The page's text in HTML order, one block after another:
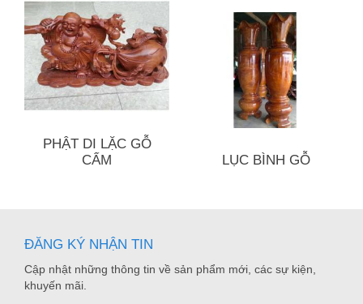
PHẬT DI LẶC GỖ
CẨM
LỤC BÌNH GỖ
ĐĂNG KÝ NHẬN TIN
Cập nhật những thông tin về sản phẩm mới, các sự kiện,
khuyến mãi.